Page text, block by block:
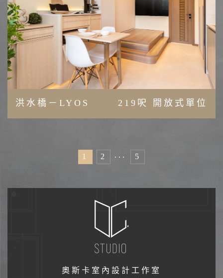
洪水橋－LYOS 219呎 開放式單位
1 2 ... 5
奧斯卡室內設計工作室